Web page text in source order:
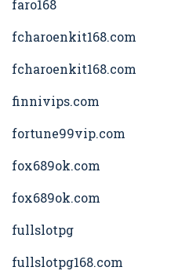
faro168
fcharoenkit168.com
fcharoenkit168.com
finnivips.com
fortune99vip.com
fox689ok.com
fox689ok.com
fullslotpg
fullslotpg168.com